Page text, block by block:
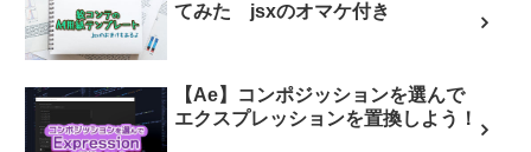
てみた jsxのオマケ付き
【Ae】コンポジッションを選んで
エクスプレッションを置換しよう！